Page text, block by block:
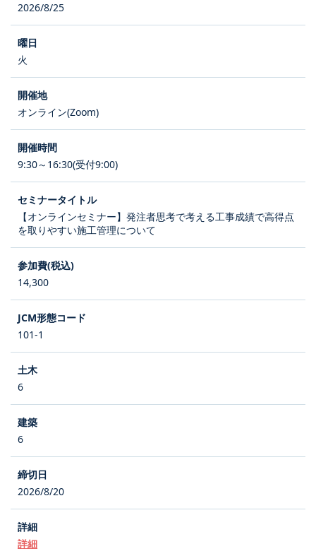
2026/8/25
火
オンライン(Zoom)
9:30～16:30(受付9:00)
【オンラインセミナー】発注者思考で考える工事成績で高得点
を取りやすい施工管理について
14,300
101-1
6
6
2026/8/20
詳細